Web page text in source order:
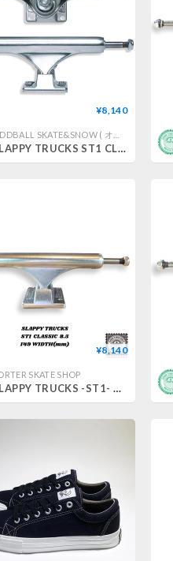
¥8,140
SLAPPY TRUCKS ST1 CLASSIC POLISHED/POLISHED
¥8,140
SKATE SHOP
SLAPPY TRUCKS -ST1- CLASSIC 8.5